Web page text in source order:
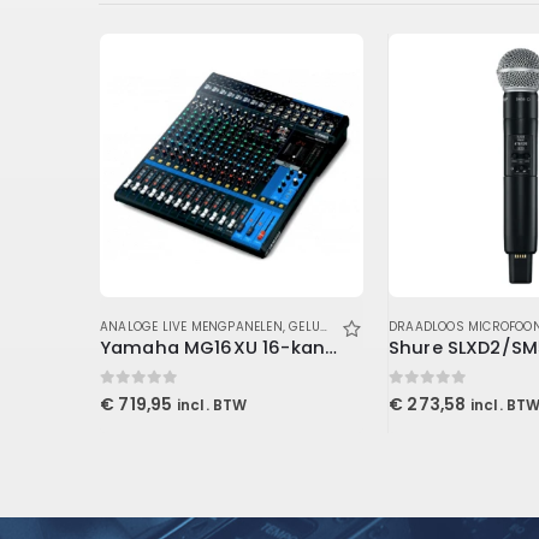
,SUBWOOFERS
ANALOGE LIVE MENGPANELEN,GELUID GELUIDSMIXER
Yamaha MG16XU 16-kanaals mengtafel
0out of 5
€ 719,95 incl. BTW
DRAADLOOS
0out of 5
€ 273,58 incl. BTW